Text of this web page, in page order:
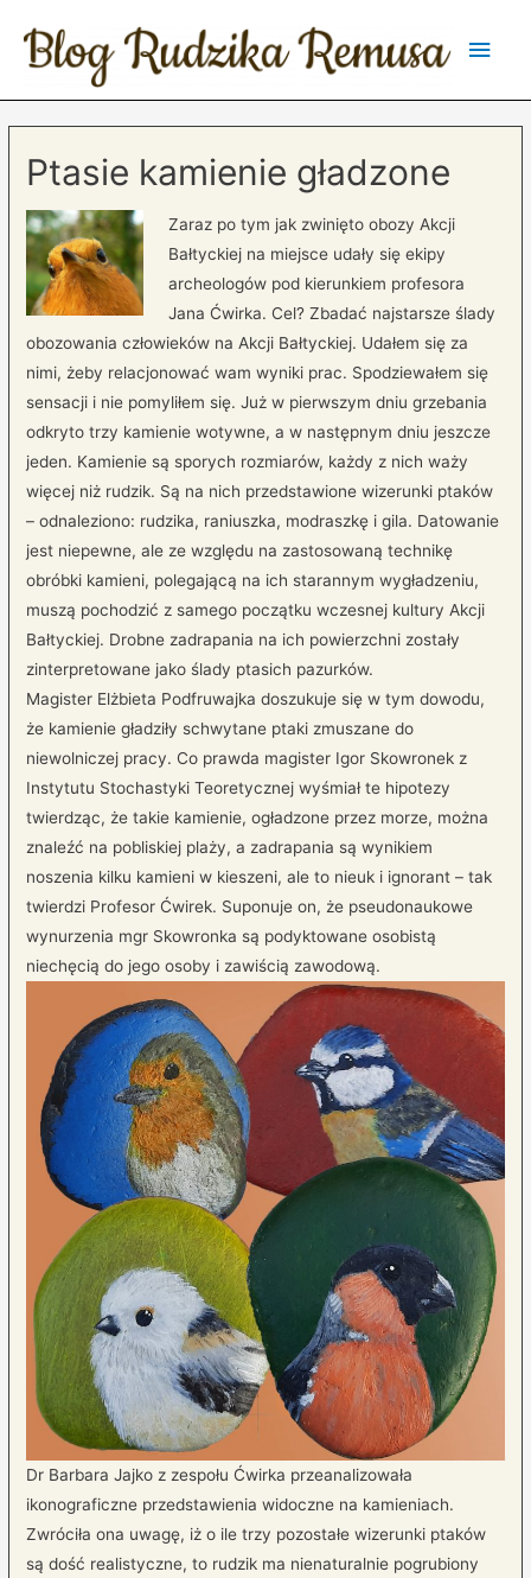
Main
Ptasie kamienie gładzone
Zaraz po tym jak zwinięto obozy Akcji
Bałtyckiej na miejsce udały się ekipy
archeologów pod kierunkiem profesora
Jana Ćwirka. Cel? Zbadać najstarsze ślady
obozowania człowieków na Akcji Bałtyckiej. Udałem się za
nimi, żeby relacjonować wam wyniki prac. Spodziewałem się
sensacji i nie pomyliłem się. Już w pierwszym dniu grzebania
odkryto trzy kamienie wotywne, a w następnym dniu jeszcze
jeden. Kamienie są sporych rozmiarów, każdy z nich waży
więcej niż rudzik. Są na nich przedstawione wizerunki ptaków
– odnaleziono: rudzika, raniuszka, modraszkę i gila. Datowanie
jest niepewne, ale ze względu na zastosowaną technikę
obróbki kamieni, polegającą na ich starannym wygładzeniu,
muszą pochodzić z samego początku wczesnej kultury Akcji
Bałtyckiej. Drobne zadrapania na ich powierzchni zostały
zinterpretowane jako ślady ptasich pazurków.
Magister Elżbieta Podfruwajka doszukuje się w tym dowodu,
że kamienie gładziły schwytane ptaki zmuszane do
niewolniczej pracy. Co prawda magister Igor Skowronek z
Instytutu Stochastyki Teoretycznej wyśmiał te hipotezy
twierdząc, że takie kamienie, ogładzone przez morze, można
znaleźć na pobliskiej plaży, a zadrapania są wynikiem
noszenia kilku kamieni w kieszeni, ale to nieuk i ignorant – tak
twierdzi Profesor Ćwirek. Suponuje on, że pseudonaukowe
wynurzenia mgr Skowronka są podyktowane osobistą
niechęcią do jego osoby i zawiścią zawodową.
Dr Barbara Jajko z zespołu Ćwirka przeanalizowała
ikonograficzne przedstawienia widoczne na kamieniach.
Zwróciła ona uwagę, iż o ile trzy pozostałe wizerunki ptaków
są dość realistyczne, to rudzik ma nienaturalnie pogrubiony